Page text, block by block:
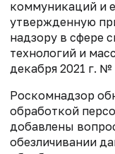
коммуникаций и
утвержденную
надзору в сфере
технологий и
декабря 2021 г. №
Роскомнадзор
обработкой
добавлены
обезличивании